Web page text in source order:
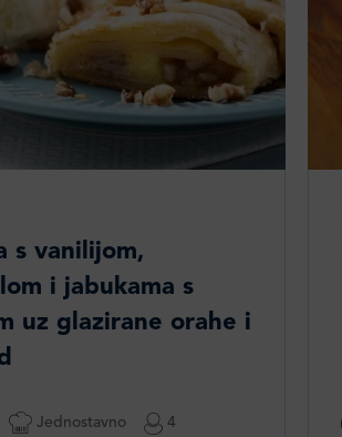
s vanilijom,
i jabukama s
uz glazirane orahe i
Jednostavno 4